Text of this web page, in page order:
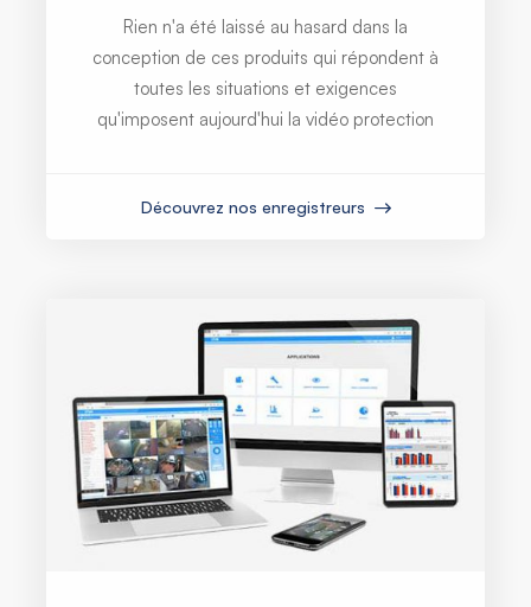
Rien n'a été laissé au hasard dans la
conception de ces produits qui répondent à
toutes les situations et exigences
qu'imposent aujourd'hui la vidéo protection
Découvrez nos enregistreurs